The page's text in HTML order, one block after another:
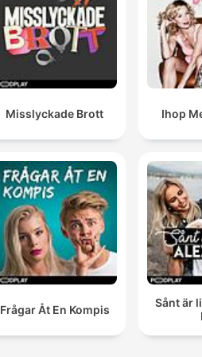
Misslyckade Brott Ihop
Frågar Åt En Kompis
Sånt är